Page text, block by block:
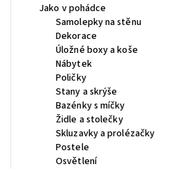
Jako v pohádce
Samolepky na stěnu
Dekorace
Úložné boxy a koše
Nábytek
Poličky
Stany a skrýše
Bazénky s míčky
Židle a stolečky
Skluzavky a prolézačky
Postele
Osvětlení